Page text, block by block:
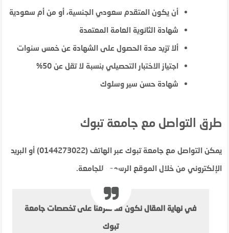
أن يكون المتقدم سعودي الجنسية، أو من أم سعودية
شهادة الثانوية العامة المعتمدة
ألا تزيد مدة الحصول على الشهادة عن خمس سنوات
اجتياز الاختبار التحصيلي بنسبة لا تقل عن 50%
شهادة حسن سير وسلوك
طرق التواصل مع جامعة تبوك
يمكن التواصل مع جامعة تبوك عبر الهاتف (0144273022) أو البريد
الإلكتروني من خلال الموقع الرسمي للجامعة.
في نهاية المقال نكون قد تعرفنا على تخصصات جامعة
تبوك